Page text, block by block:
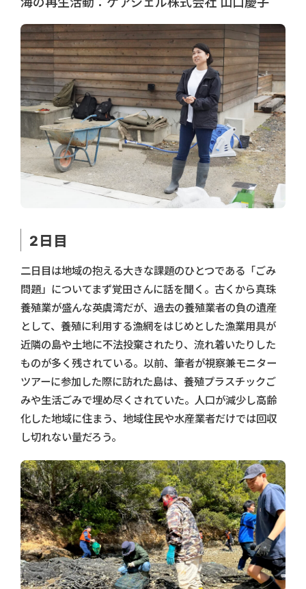
2日目
二日目は地域の抱える大きな課題のひとつである「ごみ
問題」についてまず覚田さんに話を聞く。古くから真珠
養殖業が盛んな英虞湾だが、過去の養殖業者の負の遺産
として、養殖に利用する漁網をはじめとした漁業用具が
近隣の島や土地に不法投棄されたり、流れ着いたりした
ものが多く残されている。以前、筆者が視察兼モニター
ツアーに参加した際に訪れた島は、養殖プラスチックご
みや生活ごみで埋め尽くされていた。人口が減少し高齢
化した地域に住まう、地域住民や水産業者だけでは回収
し切れない量だろう。